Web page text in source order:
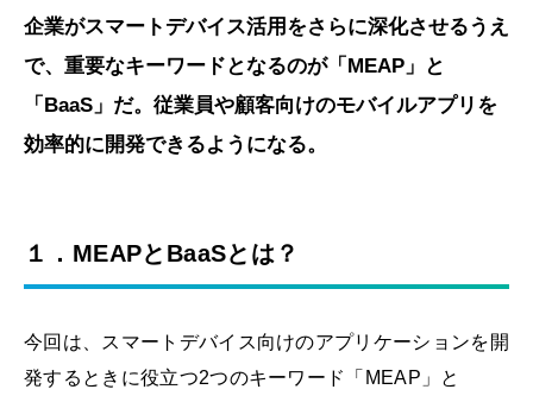
企業がスマートデバイス活用をさらに深化させるうえ
で、重要なキーワードとなるのが「MEAP」と
「BaaS」だ。従業員や顧客向けのモバイルアプリを
効率的に開発できるようになる。
１．MEAPとBaaSとは？
今回は、スマートデバイス向けのアプリケーションを開
発するときに役立つ2つのキーワード「MEAP」と